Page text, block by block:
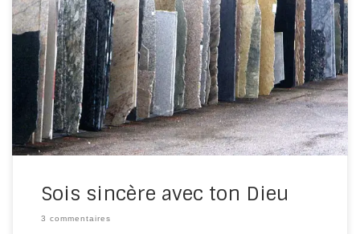
Le mot sincère vient d’une expression latine signifiant
sans cire. A l’époque, les marbriers malhonnêtes
vendaient leurs plaques de marbre abimées en faisant
couler de la cire aux endroits fragilisés et ainsi, la
plaque semblait toute neuve. […]
Sois sincère avec ton Dieu
3 commentaires